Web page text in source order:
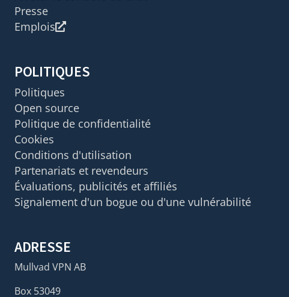
Presse
Emplois
POLITIQUES
Politiques
Open source
Politique de confidentialité
Cookies
Conditions d'utilisation
Partenariats et revendeurs
Évaluations, publicités et affiliés
Signalement d'un bogue ou d'une vulnérabilité
ADRESSE
Mullvad VPN AB
Box 53049